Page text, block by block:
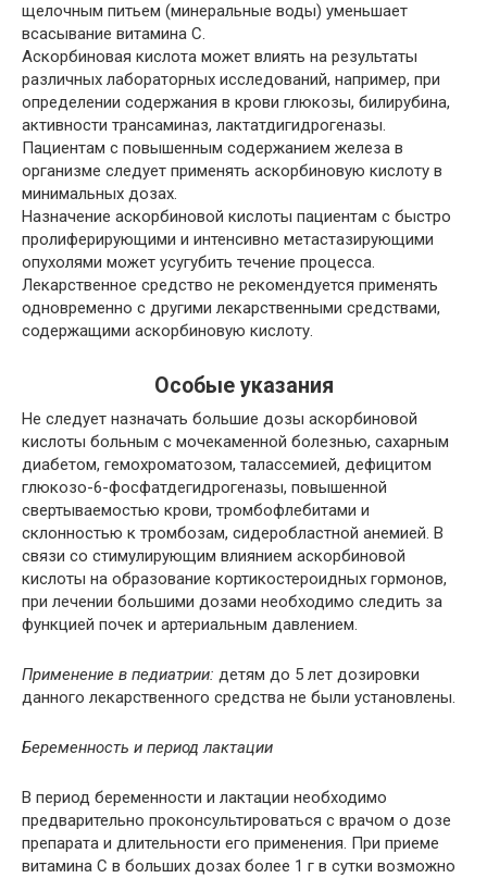
щелочным питьем (минеральные воды) уменьшает
всасывание витамина С.
Аскорбиновая кислота может влиять на результаты
различных лабораторных исследований, например, при
определении содержания в крови глюкозы, билирубина,
активности трансаминаз, лактатдигидрогеназы.
Пациентам с повышенным содержанием железа в
организме следует применять аскорбиновую кислоту в
минимальных дозах.
Назначение аскорбиновой кислоты пациентам с быстро
пролиферирующими и интенсивно метастазирующими
опухолями может усугубить течение процесса.
Лекарственное средство не рекомендуется применять
одновременно с другими лекарственными средствами,
содержащими аскорбиновую кислоту.
Особые указания
Не следует назначать большие дозы аскорбиновой
кислоты больным с мочекаменной болезнью, сахарным
диабетом, гемохроматозом, талассемией, дефицитом
глюкозо-6-фосфатдегидрогеназы, повышенной
свертываемостью крови, тромбофлебитами и
склонностью к тромбозам, сидеробластной анемией. В
связи со стимулирующим влиянием аскорбиновой
кислоты на образование кортикостероидных гормонов,
при лечении большими дозами необходимо следить за
функцией почек и артериальным давлением.
Применение в педиатрии: детям до 5 лет дозировки
данного лекарственного средства не были установлены.
Беременность и период лактации
В период беременности и лактации необходимо
предварительно проконсультироваться с врачом о дозе
препарата и длительности его применения. При приеме
витамина С в больших дозах более 1 г в сутки возможно